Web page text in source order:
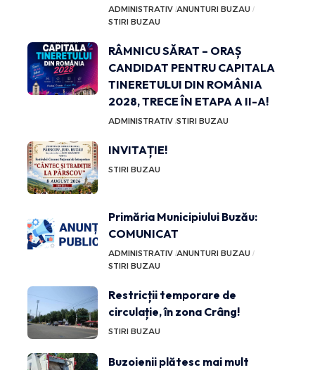
ADMINISTRATIV ANUNTURI BUZAU
STIRI BUZAU
RÂMNICU SĂRAT – ORAȘ
CANDIDAT PENTRU CAPITALA
TINERETULUI DIN ROMÂNIA
2028, TRECE ÎN ETAPA A II-A!
ADMINISTRATIV STIRI BUZAU
INVITAȚIE!
STIRI BUZAU
Primăria Municipiului Buzău:
COMUNICAT
ADMINISTRATIV ANUNTURI BUZAU
STIRI BUZAU
Restricții temporare de
circulație, în zona Crâng!
STIRI BUZAU
Buzoienii plătesc mai mult